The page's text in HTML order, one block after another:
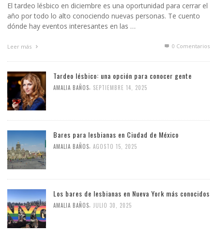
El tardeo lésbico en diciembre es una oportunidad para cerrar el
año por todo lo alto conociendo nuevas personas. Te cuento
dónde hay eventos interesantes en las …
Leer más 0 Comentarios
Tardeo lésbico: una opción para conocer gente
AMALIA BAÑOS SEPTIEMBRE 14, 2025
Bares para lesbianas en Ciudad de México
AMALIA BAÑOS AGOSTO 15, 2025
Los bares de lesbianas en Nueva York más conocidos
AMALIA BAÑOS JULIO 30, 2025